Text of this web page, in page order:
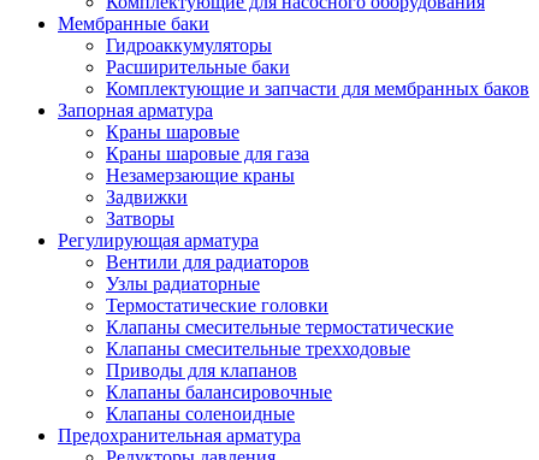
Мембранные баки
Гидроаккумуляторы
Расширительные баки
Комплектующие и запчасти для мембранных баков
Запорная арматура
Краны шаровые
Краны шаровые для газа
Незамерзающие краны
Задвижки
Затворы
Регулирующая арматура
Вентили для радиаторов
Узлы радиаторные
Термостатические головки
Клапаны смесительные термостатические
Клапаны смесительные трехходовые
Приводы для клапанов
Клапаны балансировочные
Клапаны соленоидные
Предохранительная арматура